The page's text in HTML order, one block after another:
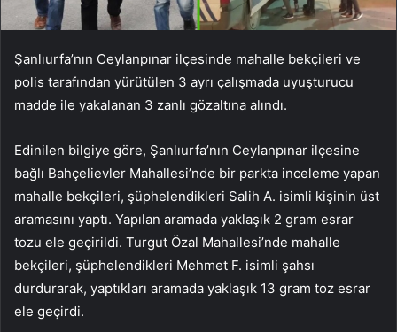
Şanlıurfa’nın Ceylanpınar ilçesinde mahalle bekçileri ve
polis tarafından yürütülen 3 ayrı çalışmada uyuşturucu
madde ile yakalanan 3 zanlı gözaltına alındı.
Edinilen bilgiye göre, Şanlıurfa’nın Ceylanpınar ilçesine
bağlı Bahçelievler Mahallesi’nde bir parkta inceleme yapan
mahalle bekçileri, şüphelendikleri Salih A. isimli kişinin üst
aramasını yaptı. Yapılan aramada yaklaşık 2 gram esrar
tozu ele geçirildi. Turgut Özal Mahallesi’nde mahalle
bekçileri, şüphelendikleri Mehmet F. isimli şahsı
durdurarak, yaptıkları aramada yaklaşık 13 gram toz esrar
ele geçirdi.